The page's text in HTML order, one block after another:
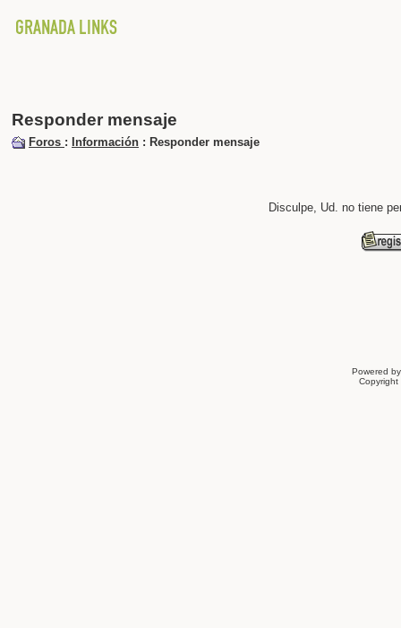
Responder mensaje
Foros : Información : Responder mensaje
Disculpe, Ud. no tiene
Powered